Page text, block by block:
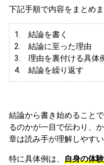
下記手順で内容をまとめま
1. 結論を書く
2. 結論に至った理由
3. 理由を裏付ける具体
4. 結論を繰り返す
結論から書き始めること
るのかが一目で伝わり、
章は読み手が理解しやす
特に具体例は、 自身の体